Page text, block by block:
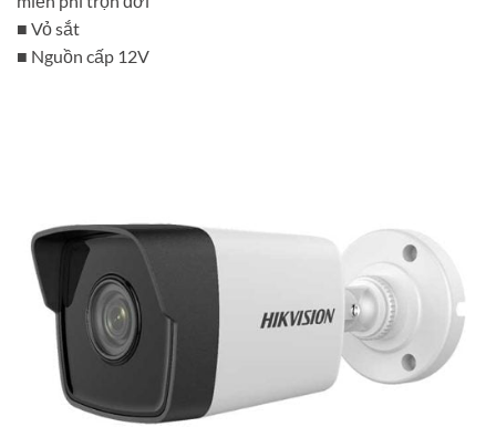
■ Vỏ sắt
■ Nguồn cấp 12V